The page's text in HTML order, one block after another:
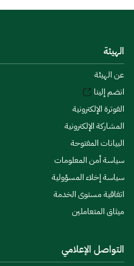
الهيئة
عن الهيئة
انضم إلينا
الفوترة الإلكترونية
المشاركة الإلكترونية
البيانات المفتوحة
سياسة أمن المعلومات
سياسة إخلاء المسؤولية
اتفاقية مستوى الخدمة
ميثاق المتعاملين
التواصل الإعلامي